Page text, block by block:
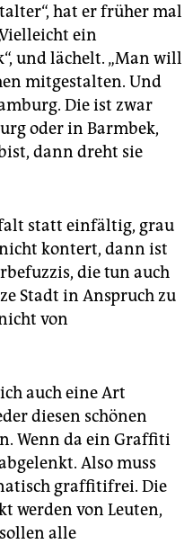
hat er früher mal
ein
und lächelt. „Man will
mitgestalten. Und
Die ist zwar
oder in Barmbek,
dann dreht sie
statt einfältig, grau
kontert, dann ist
die tun auch
Stadt in Anspruch zu
von
auch eine Art
diesen schönen
Wenn da ein Graffiti
Also muss
graffitifrei. Die
werden von Leuten,
alle